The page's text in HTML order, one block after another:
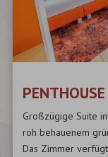
Großzügige Suite
roh behauenem
Das Zimmer